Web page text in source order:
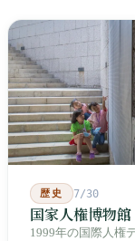
歴史 7/30
国家人権博物
1999年の国際人権